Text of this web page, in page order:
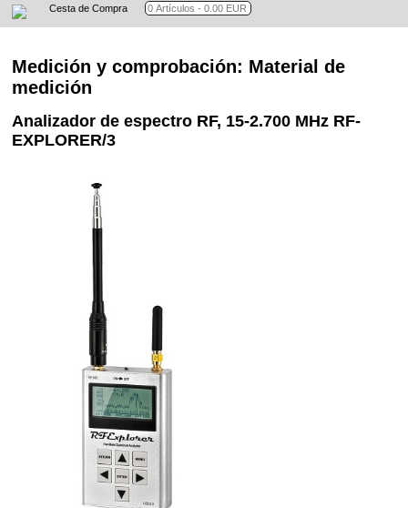
Cesta de Compra
Medición y comprobación: Material de
medición
Analizador de espectro RF, 15-2.700 MHz RF-
EXPLORER/3